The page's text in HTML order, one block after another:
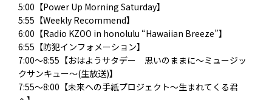
5:00【Power Up Morning Saturday】
5:55【Weekly Recommend】
6:00【Radio KZOO in honolulu “Hawaiian Breeze”】
6:55【防犯インフォメーション】
7:00～8:55【おはようサタデー 思いのままに～ミュージッ
クサンキュー～(生放送)】
7:55～8:00【未来への手紙プロジェクト～生まれてくる君